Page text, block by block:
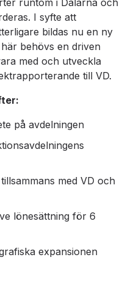
runtom i Dalarna och
I syfte att
bildas nu en ny
behövs en driven
med och utveckla
till VD.
på avdelningen
med VD och
lönesättning för 6
expansionen